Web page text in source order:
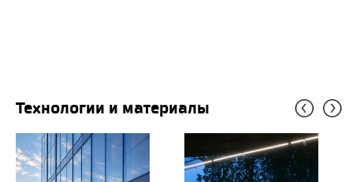
Технологии и материалы